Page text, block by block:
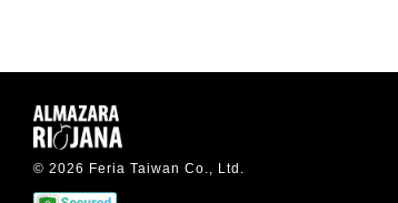
© 2026 Feria Taiwan Co., Ltd.